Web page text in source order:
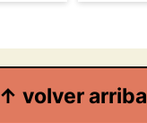
↑ volver arriba